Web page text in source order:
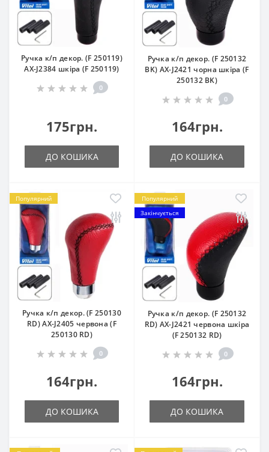
Ручка к/п декор. (F 250119)
AX-J2384 шкіра (F 250119)
0
175грн.
ДО КОШИКА
Ручка к/п декор. (F 250132
BK) AX-J2421 чорна шкiра (F
250132 BK)
0
164грн.
ДО КОШИКА
Популярний
Ручка к/п декор. (F 250130
RD) AX-J2405 червона (F
250130 RD)
0
164грн.
ДО КОШИКА
Популярний
Закінчується
Ручка к/п декор. (F 250132
RD) AX-J2421 червона шкiра
(F 250132 RD)
0
164грн.
ДО КОШИКА